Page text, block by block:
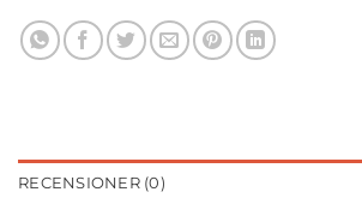
RECENSIONER (0)